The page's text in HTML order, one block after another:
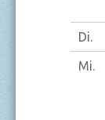
Di.
Mi.